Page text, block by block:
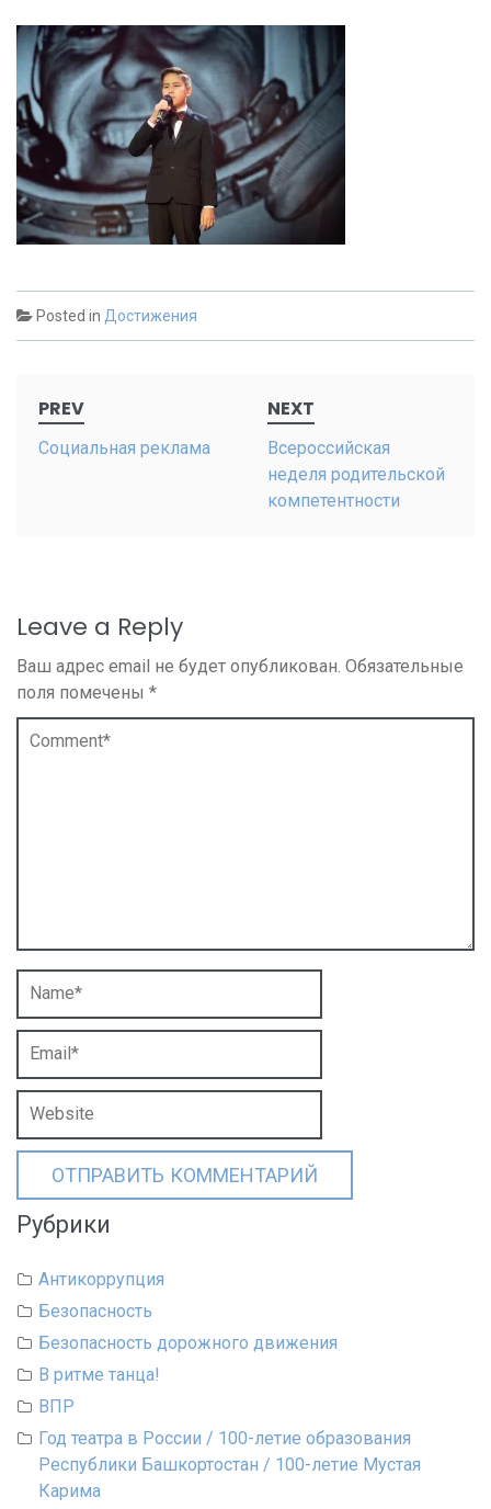
Posted in Достижения
navigation
PREV
Социальная реклама
NEXT
Всероссийская
неделя родительской
компетентности
Leave a Reply
Ваш адрес email не будет опубликован. Обязательные
поля помечены *
Рубрики
Антикоррупция
Безопасность
Безопасность дорожного движения
В ритме танца!
ВПР
Год театра в России / 100-летие образования
Республики Башкортостан / 100-летие Мустая
Карима